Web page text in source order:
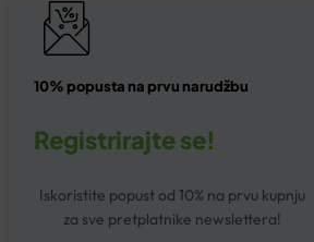
10% popusta na prvu narudžbu
Registrirajte se!
Iskoristite popust od 10% na prvu kupnju
za sve pretplatnike newslettera!